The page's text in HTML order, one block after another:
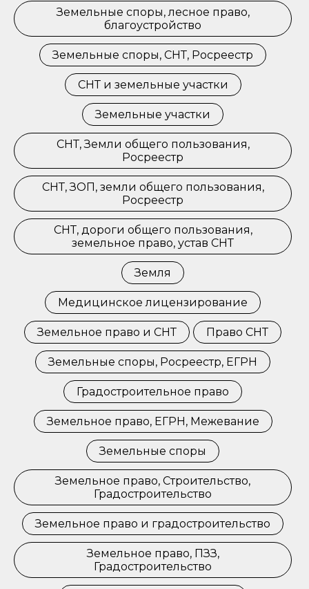
Земельные споры, лесное право,
благоустройство
Земельные споры, СНТ, Росреестр
СНТ и земельные участки
Земельные участки
СНТ, Земли общего пользования,
Росреестр
СНТ, ЗОП, земли общего пользования,
Росреестр
СНТ, дороги общего пользования,
земельное право, устав СНТ
Земля
Медицинское лицензирование
Земельное право и СНТ Право СНТ
Земельные споры, Росреестр, ЕГРН
Градостроительное право
Земельное право, ЕГРН, Межевание
Земельные споры
Земельное право, Строительство,
Градостроительство
Земельное право и градостроительство
Земельное право, ПЗЗ,
Градостроительство